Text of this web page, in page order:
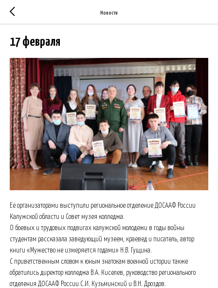
Новости
17 февраля
Её организаторами выступили региональное отделение ДОСААФ России
Калужской области и Совет музея колледжа.
О боевых и трудовых подвигах калужской молодежи в годы войны
студентам рассказала заведующий музеем, краевед и писатель, автор
книги «Мужество не измеряется годами» Н.В. Гущина.
С приветственным словом к юным знатокам военной истории также
обратились директор колледжа В.А. Киселев, руководство регионального
отделения ДОСААФ России С.И. Кузьминский и В.Н. Дроздов.